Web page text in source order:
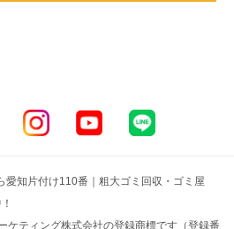
知片付け110番｜粗大ゴミ回収・ゴミ屋
ケティング株式会社の登録商標です（登録番